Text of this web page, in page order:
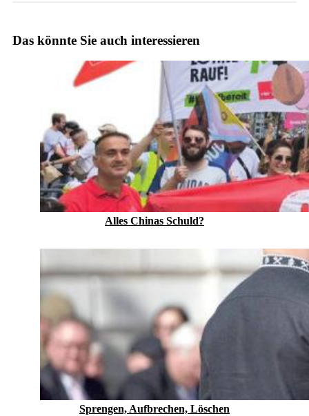
Das könnte Sie auch interessieren
Alles Chinas Schuld?
Sprengen, Aufbrechen, Löschen